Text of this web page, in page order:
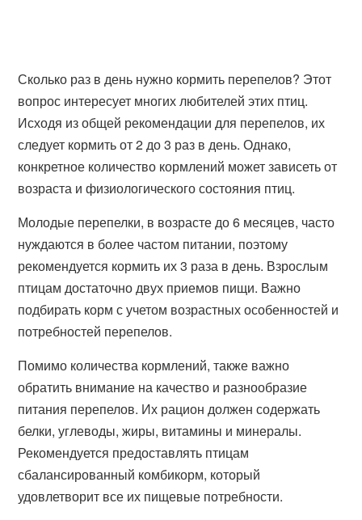
Сколько раз в день нужно кормить перепелов? Этот
вопрос интересует многих любителей этих птиц.
Исходя из общей рекомендации для перепелов, их
следует кормить от 2 до 3 раз в день. Однако,
конкретное количество кормлений может зависеть от
возраста и физиологического состояния птиц.
Молодые перепелки, в возрасте до 6 месяцев, часто
нуждаются в более частом питании, поэтому
рекомендуется кормить их 3 раза в день. Взрослым
птицам достаточно двух приемов пищи. Важно
подбирать корм с учетом возрастных особенностей и
потребностей перепелов.
Помимо количества кормлений, также важно
обратить внимание на качество и разнообразие
питания перепелов. Их рацион должен содержать
белки, углеводы, жиры, витамины и минералы.
Рекомендуется предоставлять птицам
сбалансированный комбикорм, который
удовлетворит все их пищевые потребности.